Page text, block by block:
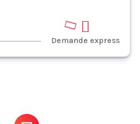
Demande express